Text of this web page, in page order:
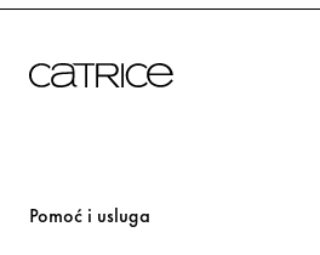
Pomoć i usluga